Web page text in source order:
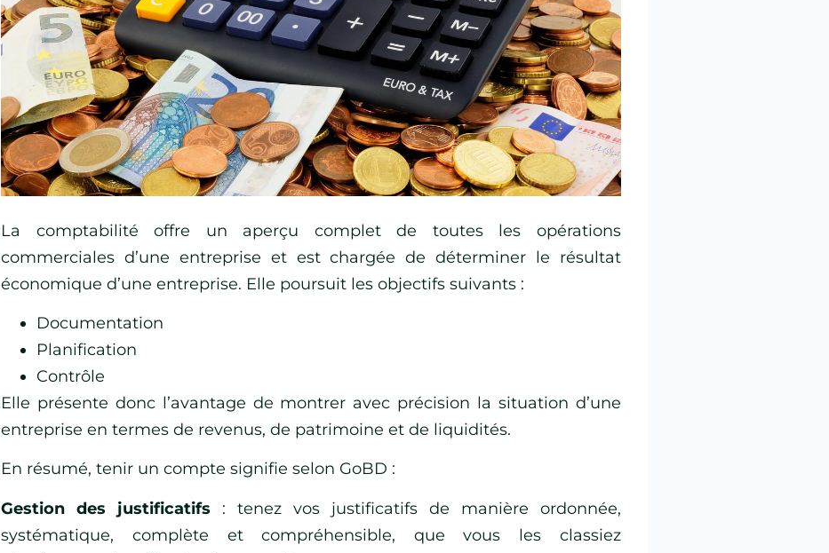
La comptabilité offre un aperçu complet de toutes les opérations
commerciales d’une entreprise et est chargée de déterminer le résultat
économique d’une entreprise. Elle poursuit les objectifs suivants :
Documentation
Planification
Contrôle
Elle présente donc l’avantage de montrer avec précision la situation d’une
entreprise en termes de revenus, de patrimoine et de liquidités.
En résumé, tenir un compte signifie selon GoBD :
Gestion des justificatifs : tenez vos justificatifs de manière ordonnée,
systématique, complète et compréhensible, que vous les classiez